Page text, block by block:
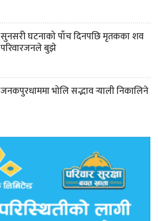
सुनसरी घटनाको पाँच दिनपछि मृतकका शव
परिवारजनले बुझे
जनकपुरधाममा भोलि सद्भाव र्‍याली निकालिने